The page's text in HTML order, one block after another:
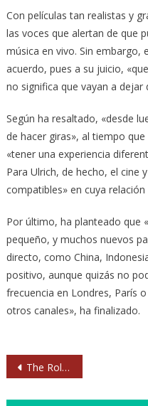
Con películas tan realistas y
las voces que alertan de que
música en vivo. Sin embargo,
acuerdo, pues a su juicio,
no significa que vayan a dejar
Según ha resaltado, «desde
de hacer giras», al tiempo
«tener una experiencia
Para Ulrich, de hecho, el cine
compatibles» en cuya
Por último, ha planteado que
pequeño, y muchos nuevos
directo, como China,
positivo, aunque quizás no
frecuencia en Londres, París
otros canales», ha finalizado.
Navegación
The Rolling Stones presentan un avance de su directo en Hyde Park: ‘Jumpin’ Jack Flash’